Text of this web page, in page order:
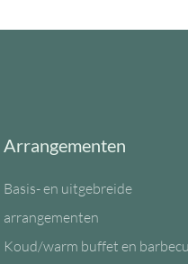
Arrangementen
Basis- en uitgebreide
arrangementen
Koud/warm buffet en